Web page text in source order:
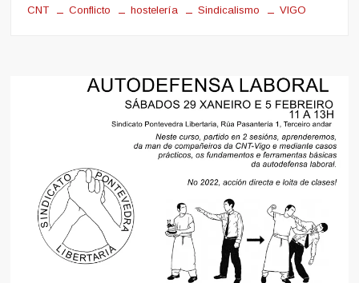
CNT Conflicto hostelería Sindicalismo VIGO